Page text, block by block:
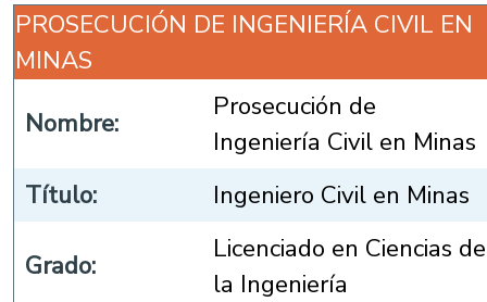
PROSECUCIÓN DE INGENIERÍA CIVIL EN
MINAS
Nombre:
Prosecución de
Ingeniería Civil en Minas
Título:
Ingeniero Civil en Minas
Grado:
Licenciado en Ciencias de
la Ingeniería